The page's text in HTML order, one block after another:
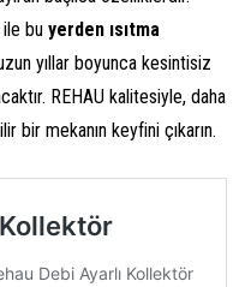
bu yerden ısıtma
yıllar boyunca kesintisiz
REHAU kalitesiyle, daha
bir mekanın keyfini çıkarın.